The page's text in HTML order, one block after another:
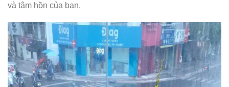
và tâm hồn của bạn.